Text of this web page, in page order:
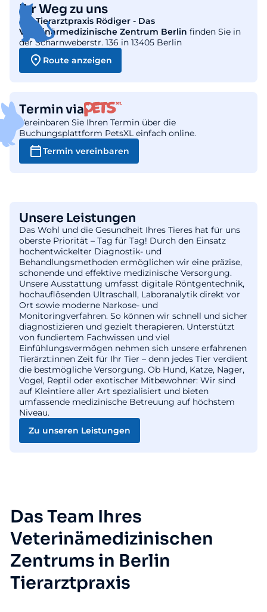
Ihr Weg zu uns
DieTierarztpraxis Rödiger - Das
Veterinärmedizinische Zentrum Berlin finden Sie in
der Scharnweberstr. 136 in 13405 Berlin
Route anzeigen
Termin via
Vereinbaren Sie Ihren Termin über die
Buchungsplattform PetsXL einfach online.
Termin vereinbaren
Unsere Leistungen
Das Wohl und die Gesundheit Ihres Tieres hat für uns
oberste Priorität – Tag für Tag! Durch den Einsatz
hochentwickelter Diagnostik- und
Behandlungsmethoden ermöglichen wir eine präzise,
schonende und effektive medizinische Versorgung.
Unsere Ausstattung umfasst digitale Röntgentechnik,
hochauflösenden Ultraschall, Laboranalytik direkt vor
Ort sowie moderne Narkose- und
Monitoringverfahren. So können wir schnell und sicher
diagnostizieren und gezielt therapieren. Unterstützt
von fundiertem Fachwissen und viel
Einfühlungsvermögen nehmen sich unsere erfahrenen
Tierärzt:innen Zeit für Ihr Tier – denn jedes Tier verdient
die bestmögliche Versorgung. Ob Hund, Katze, Nager,
Vogel, Reptil oder exotischer Mitbewohner: Wir sind
auf Kleintiere aller Art spezialisiert und bieten
umfassende medizinische Betreuung auf höchstem
Niveau.
Zu unseren Leistungen
Das Team Ihres
Veterinämedizinischen
Zentrums in Berlin
Tierarztpraxis